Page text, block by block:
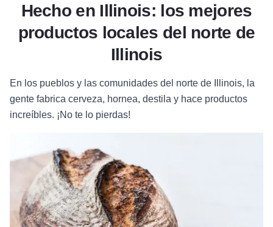
Hecho en Illinois: los mejores
productos locales del norte de
Illinois
En los pueblos y las comunidades del norte de Illinois, la
gente fabrica cerveza, hornea, destila y hace productos
increíbles. ¡No te lo pierdas!